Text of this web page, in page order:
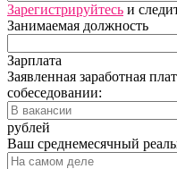
Зарегистрируйтесь и
Занимаемая должность
Зарплата
Заявленная заработная
собеседовании:
рублей
Ваш среднемесячный